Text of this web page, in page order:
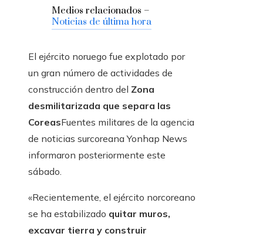
Medios relacionados –
Noticias de última hora
El ejército noruego fue explotado por
un gran número de actividades de
construcción dentro del Zona
desmilitarizada que separa las
CoreasFuentes militares de la agencia
de noticias surcoreana Yonhap News
informaron posteriormente este
sábado.
«Recientemente, el ejército norcoreano
se ha estabilizado quitar muros,
excavar tierra y construir